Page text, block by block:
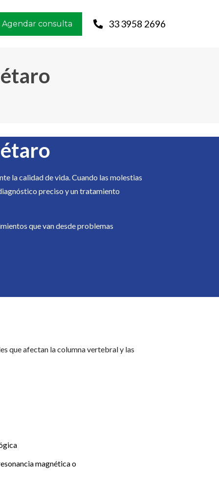
Agendar consulta 33 3958 2696
la calidad de vida. Cuando las molestias
preciso y un tratamiento
que van desde problemas
que afectan la columna vertebral y las
magnética o